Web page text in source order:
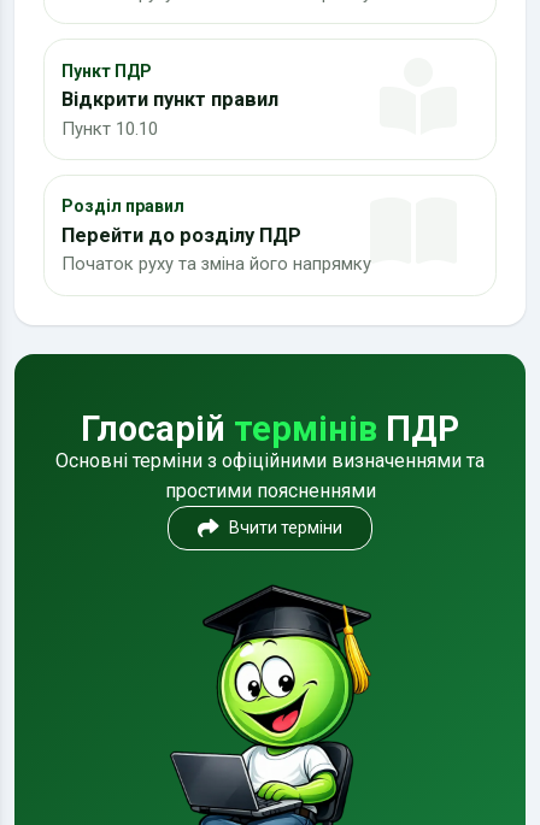
Пункт ПДР
Відкрити пункт правил
Пункт 10.10
Розділ правил
Перейти до розділу ПДР
Початок руху та зміна його напрямку
Глосарій термінів ПДР
Основні терміни з офіційними визначеннями та
простими поясненнями
Вчити терміни